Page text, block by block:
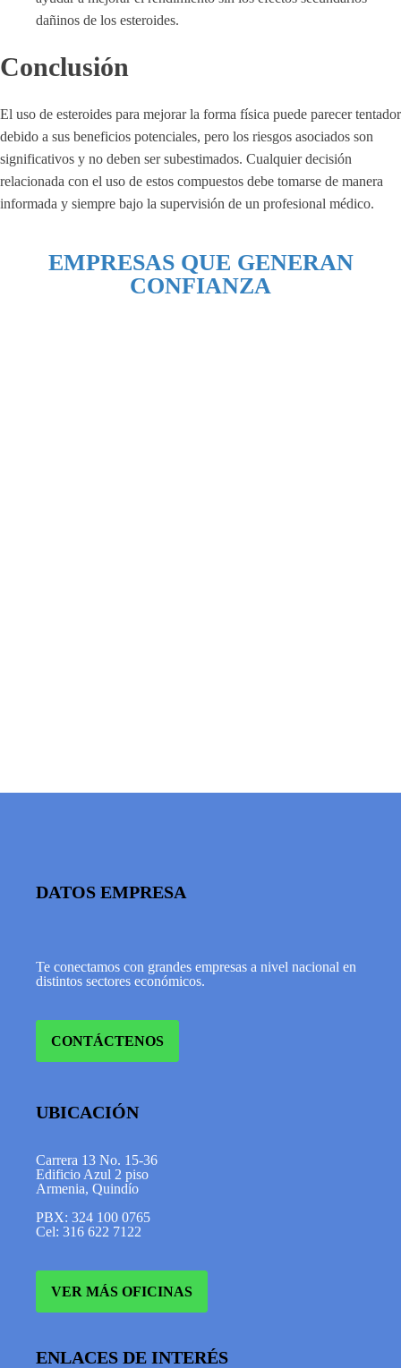
dañinos de los esteroides.
Conclusión
El uso de esteroides para mejorar la forma física puede parecer tentador
debido a sus beneficios potenciales, pero los riesgos asociados son
significativos y no deben ser subestimados. Cualquier decisión
relacionada con el uso de estos compuestos debe tomarse de manera
informada y siempre bajo la supervisión de un profesional médico.
EMPRESAS QUE GENERAN
CONFIANZA
DATOS EMPRESA
Te conectamos con grandes empresas a nivel nacional en
distintos sectores económicos.
CONTÁCTENOS
UBICACIÓN
Carrera 13 No. 15-36
Edificio Azul 2 piso
Armenia, Quindío
PBX: 324 100 0765
Cel: 316 622 7122
VER MÁS OFICINAS
ENLACES DE INTERÉS